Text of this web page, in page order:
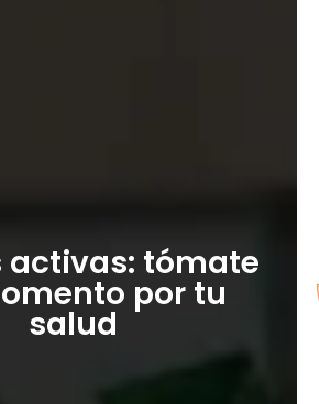
activas: tómate
por tu
salud